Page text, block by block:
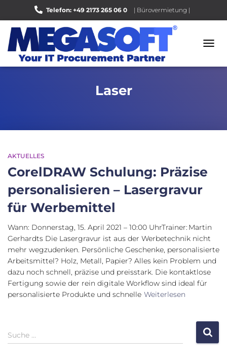
Telefon: +49 2173 265 06 0 | Bürovermietung |
Bewerten Sie uns auf Google |
Laser
AKTUELLES
CorelDRAW Schulung: Präzise
personalisieren – Lasergravur
für Werbemittel
Wann: Donnerstag, 15. April 2021 – 10:00 UhrTrainer: Martin
Gerhardts Die Lasergravur ist aus der Werbetechnik nicht
mehr wegzudenken. Persönliche Geschenke, personalisierte
Arbeitsmittel? Holz, Metall, Papier? Alles kein Problem und
dazu noch schnell, präzise und preisstark. Die kontaktlose
Fertigung sowie der rein digitale Workflow sind ideal für
personalisierte Produkte und schnelle Weiterlesen
S
u
Suche …